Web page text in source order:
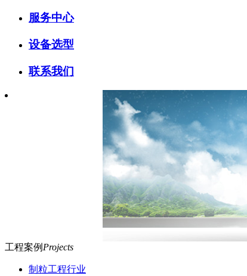
服务中心
设备选型
联系我们
工程案例Projects
制粒工程行业